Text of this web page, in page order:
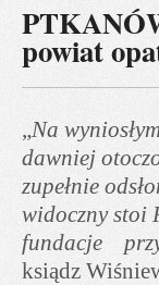
powiat
„Na
dawniej
zupełnie
widoczny stoi
fundacje
ksiądz